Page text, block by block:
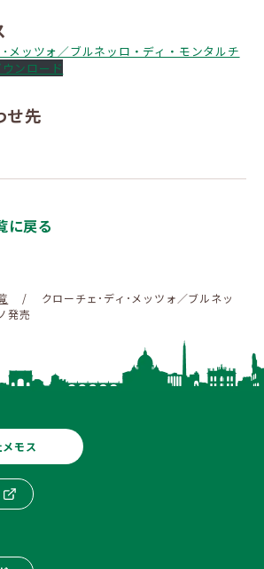
メッツォ／ブルネッロ・ディ・モンタルチ
ウンロード
せ先
に戻る
/
クローチェ･ディ･メッツォ／ブルネッ
発売
モス